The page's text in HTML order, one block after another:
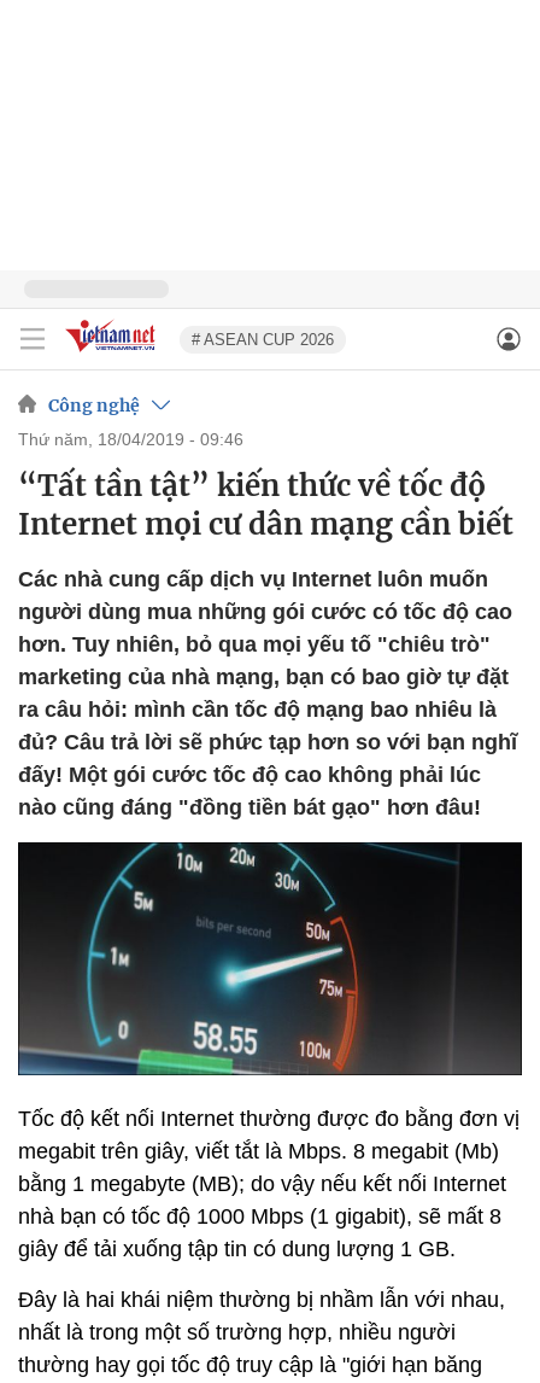
# ASEAN CUP 2026
Công nghệ
thứ năm, 18/04/2019 - 09:46
“Tất tần tật” kiến thức về tốc độ
Internet mọi cư dân mạng cần biết
Các nhà cung cấp dịch vụ Internet luôn muốn
người dùng mua những gói cước có tốc độ cao
hơn. Tuy nhiên, bỏ qua mọi yếu tố "chiêu trò"
marketing của nhà mạng, bạn có bao giờ tự đặt
ra câu hỏi: mình cần tốc độ mạng bao nhiêu là
đủ? Câu trả lời sẽ phức tạp hơn so với bạn nghĩ
đấy! Một gói cước tốc độ cao không phải lúc
nào cũng đáng "đồng tiền bát gạo" hơn đâu!
Tốc độ kết nối Internet thường được đo bằng đơn vị
megabit trên giây, viết tắt là Mbps. 8 megabit (Mb)
bằng 1 megabyte (MB); do vậy nếu kết nối Internet
nhà bạn có tốc độ 1000 Mbps (1 gigabit), sẽ mất 8
giây để tải xuống tập tin có dung lượng 1 GB.
Đây là hai khái niệm thường bị nhầm lẫn với nhau,
nhất là trong một số trường hợp, nhiều người
thường hay gọi tốc độ truy cập là "giới hạn băng